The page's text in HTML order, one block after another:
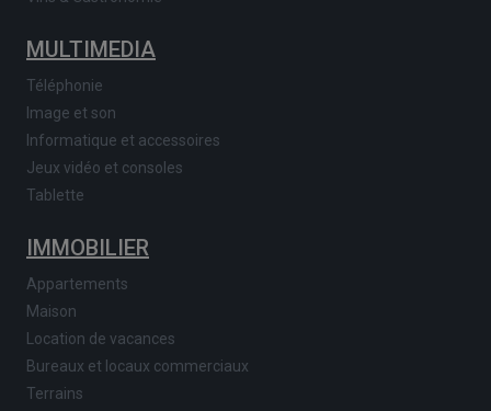
MULTIMEDIA
Téléphonie
Image et son
Informatique et accessoires
Jeux vidéo et consoles
Tablette
IMMOBILIER
Appartements
Maison
Location de vacances
Bureaux et locaux commerciaux
Terrains